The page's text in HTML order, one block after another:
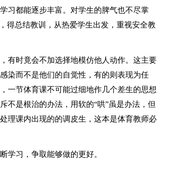
习都能逐步丰富。对学生的脾气也不尽掌
得总结教训，从热爱学生出发，重视安全教
有时竟会不加选择地模仿他人动作。这主要
染而不是他们的自觉性，有的则表现为任
一节体育课不可能过细地作几个差生的思想
不是根治的办法，用软的“哄”虽是办法，但
理课内出现的的调皮生，这本是体育教师必
学习，争取能够做的更好。